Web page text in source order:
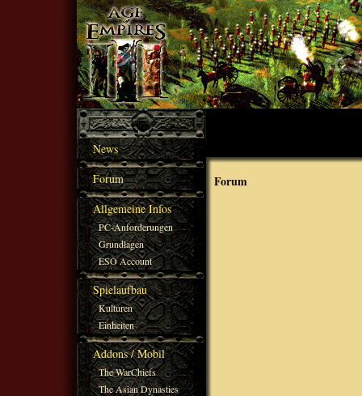
News
Forum
Allgemeine Infos
PC-Anforderungen
Grundlagen
ESO Account
Spielaufbau
Kulturen
Einheiten
Addons / Mobil
The WarChiefs
The Asian Dynasties
Forum